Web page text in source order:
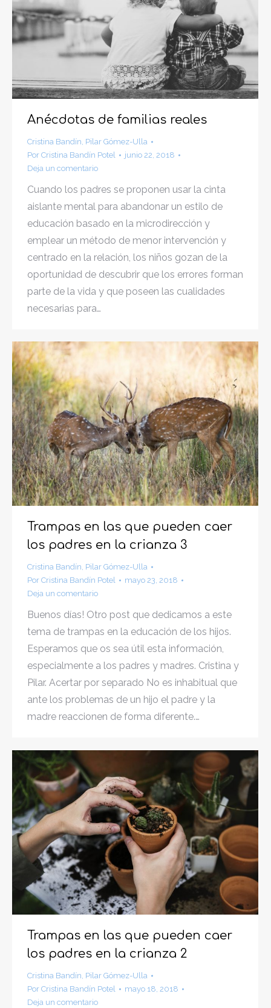
Anécdotas de familias reales
Cristina Bandín Pilar Gómez-Ulla
Por Cristina Bandín Potel
junio 22, 2018
Deja un comentario
Cuando los padres se proponen usar la cinta
aislante mental para abandonar un estilo de
educación basado en la microdirección y
emplear un método de menor intervención y
centrado en la relación, los niños gozan de la
oportunidad de descubrir que los errores forman
parte de la vida y que poseen las cualidades
necesarias para…
Trampas en las que pueden caer
los padres en la crianza 3
Cristina Bandín, Pilar Gómez-Ulla
Por Cristina Bandín Potel
mayo 23, 2018
Deja un comentario
Buenos días! Otro post que dedicamos a este
tema de trampas en la educación de los hijos.
Esperamos que os sea útil esta información,
especialmente a los padres y madres. Cristina y
Pilar. Acertar por separado No es inhabitual que
ante los problemas de un hijo el padre y la
madre reaccionen de forma diferente.…
Trampas en las que pueden caer
los padres en la crianza 2
Cristina Bandín, Pilar Gómez-Ulla
Por Cristina Bandín Potel
mayo 18, 2018
Deja un comentario